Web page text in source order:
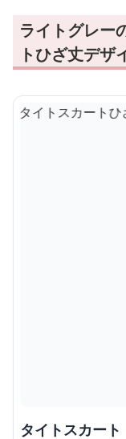
ライトグレー
トひざ丈デザ
タイトスカー